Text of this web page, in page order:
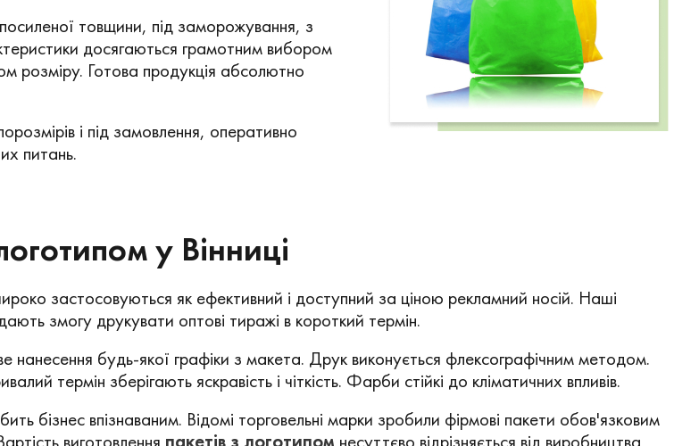
товщини, під заморожування, з
досягаються грамотним вибором
розміру. Готова продукція абсолютно
і під замовлення, оперативно
питань.
у Вінниці
застосовуються як ефективний і доступний за ціною рекламний носій. Наші
змогу друкувати оптові тиражі в короткий термін.
нанесення будь-якої графіки з макета. Друк виконується флексографічним методом.
термін зберігають яскравість і чіткість. Фарби стійкі до кліматичних впливів.
бізнес впізнаваним. Відомі торговельні марки зробили фірмові пакети обов'язковим
виготовлення пакетів з логотипом несуттєво відрізняється від виробництва